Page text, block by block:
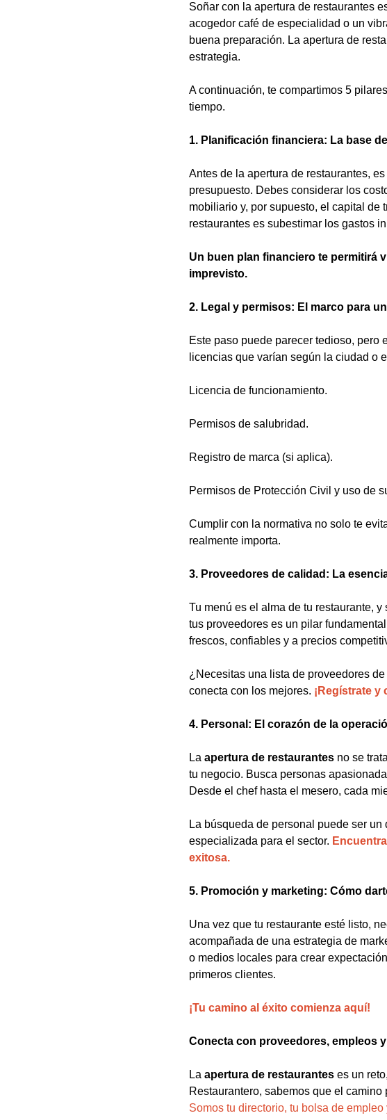
Soñar con la apertura de restaurantes
acogedor café de especialidad o un
buena preparación. La apertura de
estrategia.
A continuación, te compartimos 5
tiempo.
1. Planificación financiera: La base
Antes de la apertura de restaurantes,
presupuesto. Debes considerar los
mobiliario y, por supuesto, el capital de
restaurantes es subestimar los gastos
Un buen plan financiero te permitirá
imprevisto.
2. Legal y permisos: El marco para
Este paso puede parecer tedioso, pero
licencias que varían según la ciudad o
Licencia de funcionamiento.
Permisos de salubridad.
Registro de marca (si aplica).
Permisos de Protección Civil y uso de
Cumplir con la normativa no solo te
realmente importa.
3. Proveedores de calidad: La
Tu menú es el alma de tu restaurante,
tus proveedores es un pilar
frescos, confiables y a precios
¿Necesitas una lista de proveedores
conecta con los mejores. ¡Regístrate
4. Personal: El corazón de la
La apertura de restaurantes no se
tu negocio. Busca personas
Desde el chef hasta el mesero, cada
La búsqueda de personal puede ser
especializada para el sector.
exitosa.
5. Promoción y marketing: Cómo
Una vez que tu restaurante esté listo,
acompañada de una estrategia de
o medios locales para crear
primeros clientes.
¡Tu camino al éxito comienza aquí!
Conecta con proveedores, empleos
La apertura de restaurantes es un
Restaurantero, sabemos que el
Somos tu directorio, tu bolsa de